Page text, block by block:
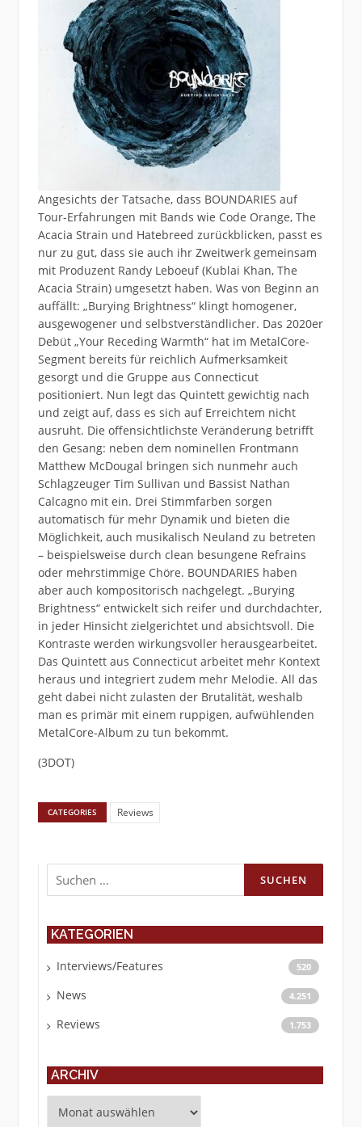
Angesichts der Tatsache, dass BOUNDARIES auf
Tour-Erfahrungen mit Bands wie Code Orange, The
Acacia Strain und Hatebreed zurückblicken, passt es
nur zu gut, dass sie auch ihr Zweitwerk gemeinsam
mit Produzent Randy Leboeuf (Kublai Khan, The
Acacia Strain) umgesetzt haben. Was von Beginn an
auffällt: „Burying Brightness“ klingt homogener,
ausgewogener und selbstverständlicher. Das 2020er
Debüt „Your Receding Warmth“ hat im MetalCore-
Segment bereits für reichlich Aufmerksamkeit
gesorgt und die Gruppe aus Connecticut
positioniert. Nun legt das Quintett gewichtig nach
und zeigt auf, dass es sich auf Erreichtem nicht
ausruht. Die offensichtlichste Veränderung betrifft
den Gesang: neben dem nominellen Frontmann
Matthew McDougal bringen sich nunmehr auch
Schlagzeuger Tim Sullivan und Bassist Nathan
Calcagno mit ein. Drei Stimmfarben sorgen
automatisch für mehr Dynamik und bieten die
Möglichkeit, auch musikalisch Neuland zu betreten
– beispielsweise durch clean besungene Refrains
oder mehrstimmige Chöre. BOUNDARIES haben
aber auch kompositorisch nachgelegt. „Burying
Brightness“ entwickelt sich reifer und durchdachter,
in jeder Hinsicht zielgerichtet und absichtsvoll. Die
Kontraste werden wirkungsvoller herausgearbeitet.
Das Quintett aus Connecticut arbeitet mehr Kontext
heraus und integriert zudem mehr Melodie. All das
geht dabei nicht zulasten der Brutalität, weshalb
man es primär mit einem ruppigen, aufwühlenden
MetalCore-Album zu tun bekommt.
(3DOT)
CATEGORIES Reviews
Suchen
nach:
KATEGORIEN
Interviews/Features 520
News 4.251
Reviews 1.753
ARCHIV